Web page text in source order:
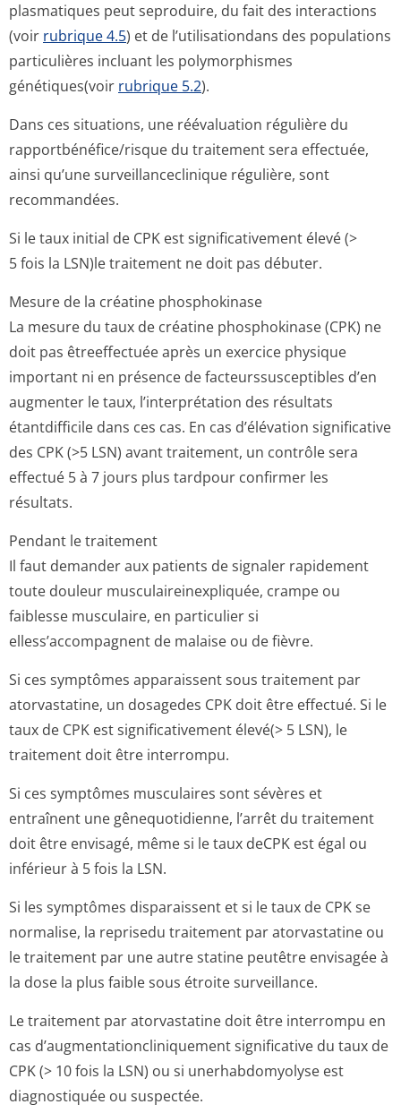
plasmatiques peut seproduire, du fait des interactions
(voir rubrique 4.5) et de l’utilisationdans des populations
particulières incluant les polymorphismes
génétiques(voir rubrique 5.2).
Dans ces situations, une réévaluation régulière du
rapportbénéfi­ce/risque du traitement sera effectuée,
ainsi qu’une surveillancecli­nique régulière, sont
recommandées.
Si le taux initial de CPK est significativement élevé (>
5 fois la LSN)le traitement ne doit pas débuter.
Mesure de la créatine phosphokinase
La mesure du taux de créatine phosphokinase (CPK) ne
doit pas êtreeffectuée après un exercice physique
important ni en présence de facteurssuscep­tibles d’en
augmenter le taux, l’interprétation des résultats
étantdifficile dans ces cas. En cas d’élévation significative
des CPK (>5 LSN) avant traitement, un contrôle sera
effectué 5 à 7 jours plus tardpour confirmer les
résultats.
Pendant le traitement
Il faut demander aux patients de signaler rapidement
toute douleur musculaireinex­pliquée, crampe ou
faiblesse musculaire, en particulier si
elless’accompagnent de malaise ou de fièvre.
Si ces symptômes apparaissent sous traitement par
atorvastatine, un dosagedes CPK doit être effectué. Si le
taux de CPK est significativement élevé(> 5 LSN), le
traitement doit être interrompu.
Si ces symptômes musculaires sont sévères et
entraînent une gênequotidienne, l’arrêt du traitement
doit être envisagé, même si le taux deCPK est égal ou
inférieur à 5 fois la LSN.
Si les symptômes disparaissent et si le taux de CPK se
normalise, la reprisedu traitement par atorvastatine ou
le traitement par une autre statine peutêtre envisagée à
la dose la plus faible sous étroite surveillance.
Le traitement par atorvastatine doit être interrompu en
cas d’augmentation­cliniquement significative du taux de
CPK (> 10 fois la LSN) ou si unerhabdomyolyse est
diagnostiquée ou suspectée.